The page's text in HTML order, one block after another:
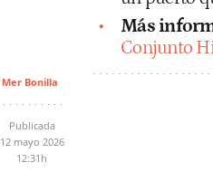
Más
Conjunto
Mer Bonilla
Publicada
12 mayo 2026
12:31h